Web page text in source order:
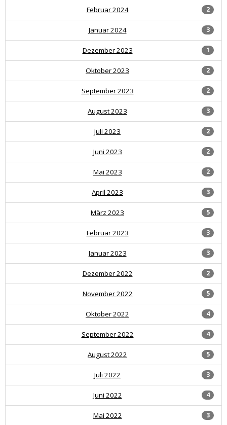
2
Februar 2024
3
Januar 2024
1
Dezember 2023
2
Oktober 2023
2
September 2023
3
August 2023
2
Juli 2023
2
Juni 2023
2
Mai 2023
3
April 2023
5
März 2023
3
Februar 2023
3
Januar 2023
2
Dezember 2022
5
November 2022
4
Oktober 2022
4
September 2022
5
August 2022
3
Juli 2022
4
Juni 2022
3
Mai 2022